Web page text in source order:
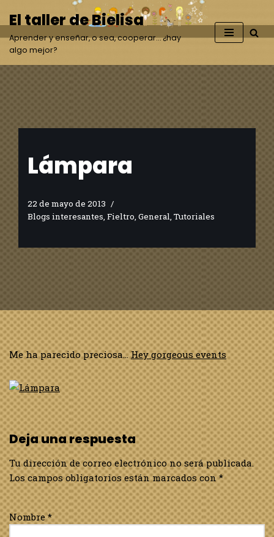
Saltar
al
contenido
El taller de Bielisa
Aprender y enseñar, o sea, cooperar… ¿hay
algo mejor?
Lámpara
22 de mayo de 2013
Blogs interesantes Fieltro General Tutoriales
Me ha parecido preciosa…Hey gorgeous events
Deja una respuesta
Tu dirección de correo electrónico no será publicada.
Los campos obligatorios están marcados con*
Nombre*